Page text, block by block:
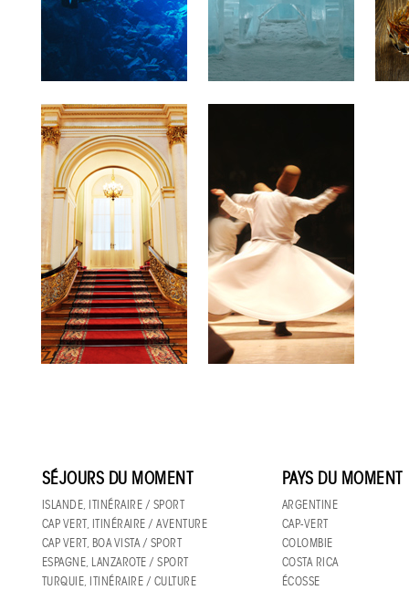
SÉJOURS DU MOMENT
ISLANDE, ITINÉRAIRE / SPORT
CAP VERT, ITINÉRAIRE / AVENTURE
CAP VERT, BOA VISTA / SPORT
ESPAGNE, LANZAROTE / SPORT
TURQUIE, ITINÉRAIRE / CULTURE
PAYS DU MOMENT
ARGENTINE
CAP-VERT
COLOMBIE
COSTA RICA
ÉCOSSE